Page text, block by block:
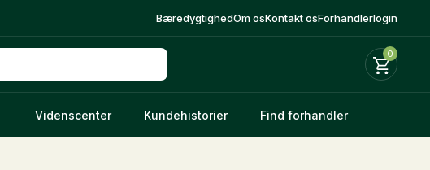
BæredygtighedOm osKontakt osForhandlerlogin
0
Videnscenter Kundehistorier Find forhandler